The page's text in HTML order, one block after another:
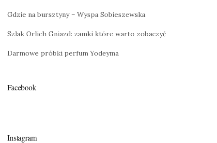
Gdzie na bursztyny – Wyspa Sobieszewska
Szlak Orlich Gniazd: zamki które warto zobaczyć
Darmowe próbki perfum Yodeyma
Facebook
Instagram